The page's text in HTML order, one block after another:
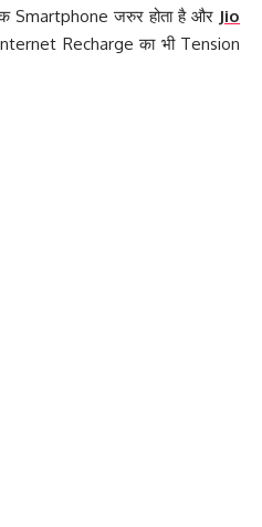
Smartphone जरुर होता है और Jio
Recharge का भी Tension